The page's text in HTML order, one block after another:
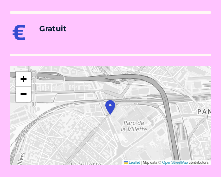
Gratuit
+
−
Leaflet|Map data ©OpenStreetMapcontributors